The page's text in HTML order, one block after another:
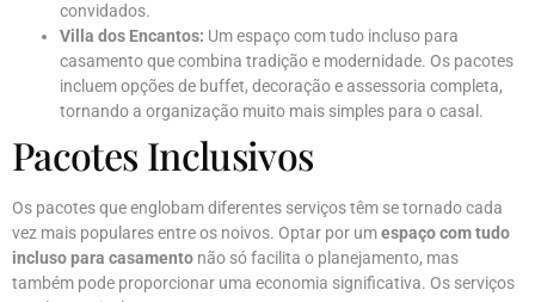
convidados.
Villa dos Encantos: Um espaço com tudo incluso para
casamento que combina tradição e modernidade. Os pacotes
incluem opções de buffet, decoração e assessoria completa,
tornando a organização muito mais simples para o casal.
Pacotes Inclusivos
Os pacotes que englobam diferentes serviços têm se tornado cada
vez mais populares entre os noivos. Optar por umespaço com tudo
incluso para casamento não só facilita o planejamento, mas
também pode proporcionar uma economia significativa. Os serviços